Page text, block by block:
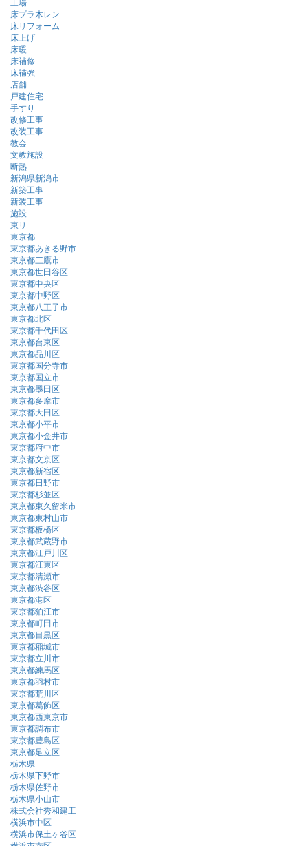
床プラ木レン
床リフォーム
床上げ
床暖
床補修
床補強
店舗
戸建住宅
手すり
改修工事
改装工事
教会
文教施設
断熱
新潟県新潟市
新築工事
新装工事
施設
東リ
東京都
東京都あきる野市
東京都三鷹市
東京都世田谷区
東京都中央区
東京都中野区
東京都八王子市
東京都北区
東京都千代田区
東京都台東区
東京都品川区
東京都国分寺市
東京都国立市
東京都墨田区
東京都多摩市
東京都大田区
東京都小平市
東京都小金井市
東京都府中市
東京都文京区
東京都新宿区
東京都日野市
東京都杉並区
東京都東久留米市
東京都東村山市
東京都板橋区
東京都武蔵野市
東京都江戸川区
東京都江東区
東京都清瀬市
東京都渋谷区
東京都港区
東京都狛江市
東京都町田市
東京都目黒区
東京都稲城市
東京都立川市
東京都練馬区
東京都羽村市
東京都荒川区
東京都葛飾区
東京都西東京市
東京都調布市
東京都豊島区
東京都足立区
栃木県
栃木県下野市
栃木県佐野市
栃木県小山市
株式会社秀和建工
横浜市中区
横浜市保土ヶ谷区